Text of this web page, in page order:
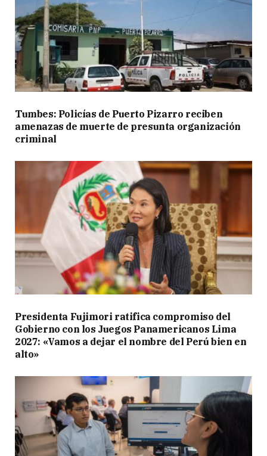
Tumbes: Policías de Puerto Pizarro reciben
amenazas de muerte de presunta organización
criminal
Presidenta Fujimori ratifica compromiso del
Gobierno con los Juegos Panamericanos Lima
2027: «Vamos a dejar el nombre del Perú bien en
alto»